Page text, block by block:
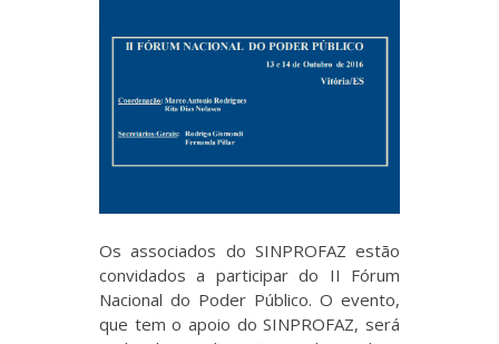
Os associados do SINPROFAZ estão
convidados a participar do II Fórum
Nacional do Poder Público. O evento,
que tem o apoio do SINPROFAZ, será